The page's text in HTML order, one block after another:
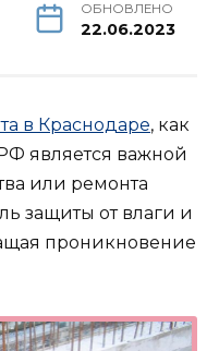
ОБНОВЛЕНО
22.06.2023
в Краснодаре, как
является важной
или ремонта
защиты от влаги и
проникновение